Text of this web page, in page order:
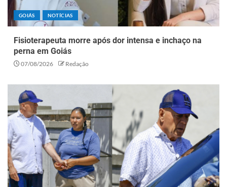
GOIÁS NOTÍCIAS
Fisioterapeuta morre após dor intensa e inchaço na
perna em Goiás
07/08/2026 Redação